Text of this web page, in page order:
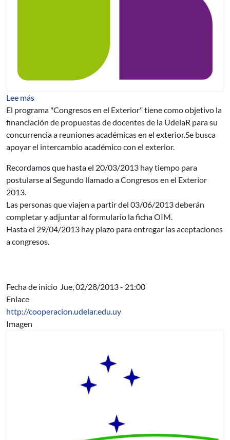
Lee mássobre Segundo llamado a Congresos en el Exterior
El programa "Congresos en el Exterior" tiene como objetivo la
financiación de propuestas de docentes de la UdelaR para su
concurrencia a reuniones académicas en el exterior.Se busca
apoyar el intercambio académico con el exterior.
Recordamos que hasta el 20/03/2013 hay tiempo para
postularse al Segundo llamado a Congresos en el Exterior
2013.
Las personas que viajen a partir del 03/06/2013 deberán
completar y adjuntar al formulario la ficha OIM.
Hasta el 29/04/2013 hay plazo para entregar las aceptaciones
a congresos.
Fecha de inicio Jue, 02/28/2013 - 21:00
Enlace
http://cooperacion.udelar.edu.uy
Imagen